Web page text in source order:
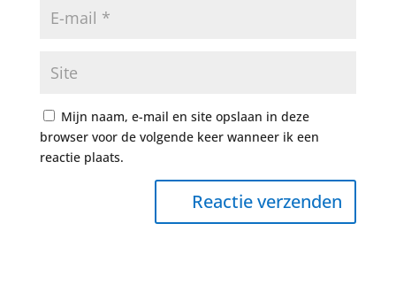
Mijn naam, e-mail en site opslaan in deze
browser voor de volgende keer wanneer ik een
reactie plaats.